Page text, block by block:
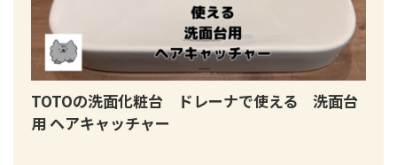
TOTOの洗面化粧台 ドレーナで使える 洗面台
用 ヘアキャッチャー